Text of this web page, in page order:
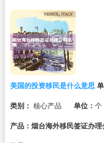
美国的投资移民是什么意思
类别： 核心产品 单位： 个
产品：烟台海外移民签证办